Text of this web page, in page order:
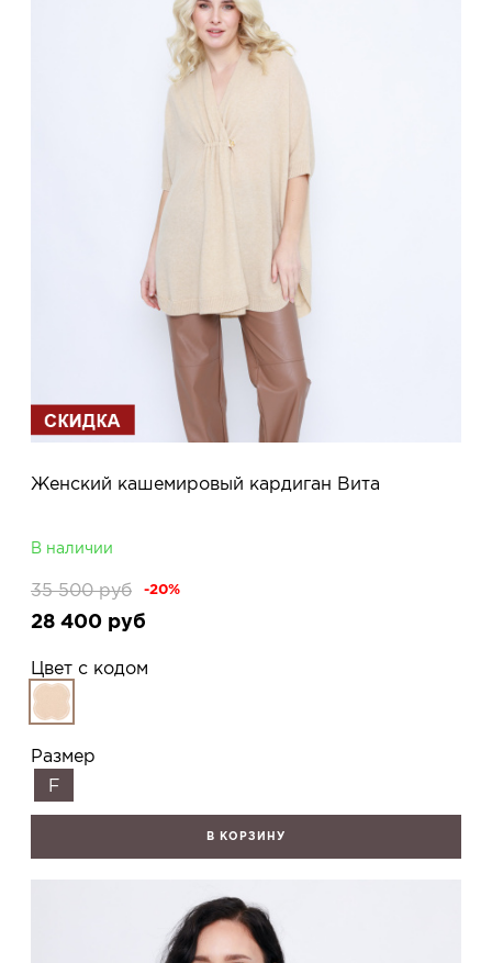
Женский кашемировый кардиган Вита
В наличии
35 500 руб -20%
28 400 руб
Цвет с кодом
Размер
F
В КОРЗИНУ